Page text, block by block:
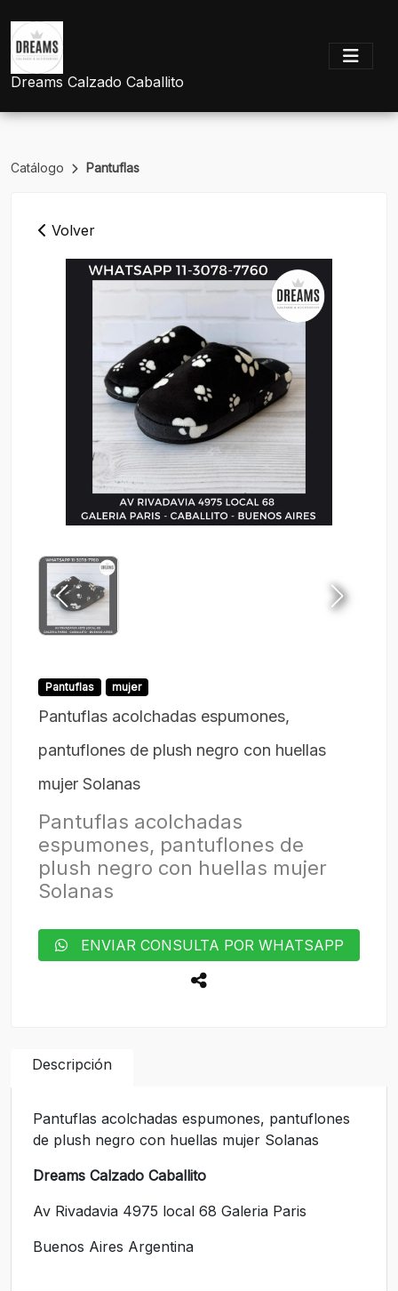
Dreams Calzado Caballito
Catálogo Pantuflas
Volver
Pantuflas mujer
Pantuflas acolchadas espumones,
pantuflones de plush negro con huellas
mujer Solanas
Pantuflas acolchadas
espumones, pantuflones de
plush negro con huellas mujer
Solanas
ENVIAR CONSULTA POR WHATSAPP
Descripción
Pantuflas acolchadas espumones, pantuflones
de plush negro con huellas mujer Solanas
Dreams Calzado Caballito
Av Rivadavia 4975 local 68 Galeria Paris
Buenos Aires Argentina